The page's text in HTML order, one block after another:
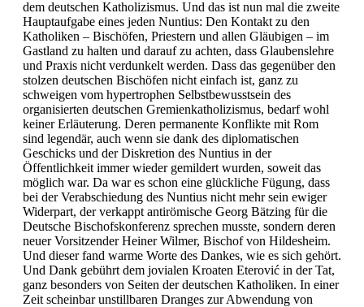
dem deutschen Katholizismus. Und das ist nun mal die zweite
Hauptaufgabe eines jeden Nuntius: Den Kontakt zu den
Katholiken – Bischöfen, Priestern und allen Gläubigen – im
Gastland zu halten und darauf zu achten, dass Glaubenslehre
und Praxis nicht verdunkelt werden. Dass das gegenüber den
stolzen deutschen Bischöfen nicht einfach ist, ganz zu
schweigen vom hypertrophen Selbstbewusstsein des
organisierten deutschen Gremienkatholizismus, bedarf wohl
keiner Erläuterung. Deren permanente Konflikte mit Rom
sind legendär, auch wenn sie dank des diplomatischen
Geschicks und der Diskretion des Nuntius in der
Öffentlichkeit immer wieder gemildert wurden, soweit das
möglich war. Da war es schon eine glückliche Fügung, dass
bei der Verabschiedung des Nuntius nicht mehr sein ewiger
Widerpart, der verkappt antirömische Georg Bätzing für die
Deutsche Bischofskonferenz sprechen musste, sondern deren
neuer Vorsitzender Heiner Wilmer, Bischof von Hildesheim.
Und dieser fand warme Worte des Dankes, wie es sich gehört.
Und Dank gebührt dem jovialen Kroaten Eterović in der Tat,
ganz besonders von Seiten der deutschen Katholiken. In einer
Zeit scheinbar unstillbaren Dranges zur Abwendung von